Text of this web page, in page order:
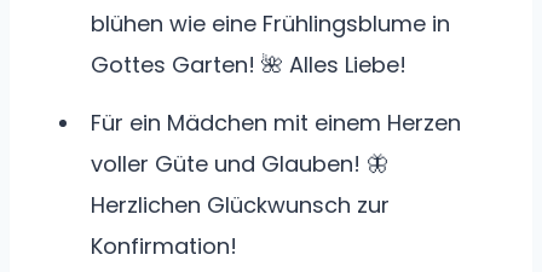
blühen wie eine Frühlingsblume in
Gottes Garten! 🌺 Alles Liebe!
Für ein Mädchen mit einem Herzen
voller Güte und Glauben! 🦋
Herzlichen Glückwunsch zur
Konfirmation!